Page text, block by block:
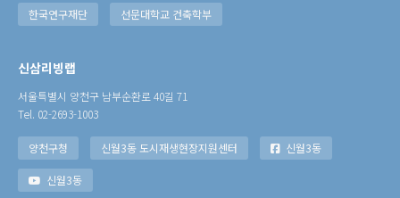
한국연구재단 선문대학교 건축학부
신삼리빙랩
서울특별시 양천구 남부순환로 40길 71
Tel. 02-2693-1003
양천구청 신월3동 도시재생현장지원센터 신월3동
신월3동